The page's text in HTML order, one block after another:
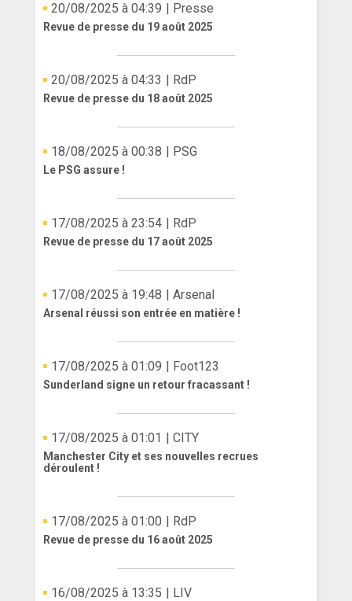
20/08/2025 à 04:39 | Presse
Revue de presse du 19 août 2025
20/08/2025 à 04:33 | RdP
Revue de presse du 18 août 2025
18/08/2025 à 00:38 | PSG
Le PSG assure !
17/08/2025 à 23:54 | RdP
Revue de presse du 17 août 2025
17/08/2025 à 19:48 | Arsenal
Arsenal réussi son entrée en matière !
17/08/2025 à 01:09 | Foot123
Sunderland signe un retour fracassant !
17/08/2025 à 01:01 | CITY
Manchester City et ses nouvelles recrues
déroulent !
17/08/2025 à 01:00 | RdP
Revue de presse du 16 août 2025
16/08/2025 à 13:35 | LIV